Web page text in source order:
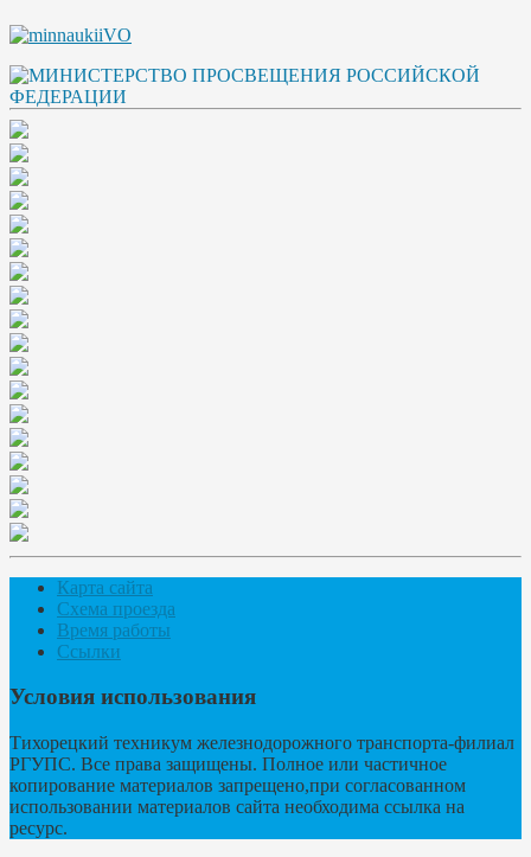
Карта сайта
Схема проезда
Время работы
Ссылки
Условия использования
Тихорецкий техникум железнодорожного транспорта-филиал
РГУПС. Все права защищены. Полное или частичное
копирование материалов запрещено,при согласованном
использовании материалов сайта необходима ссылка на
ресурс.